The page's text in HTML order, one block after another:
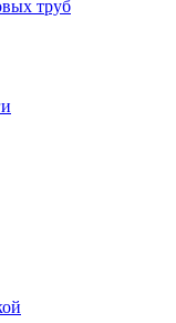
труб